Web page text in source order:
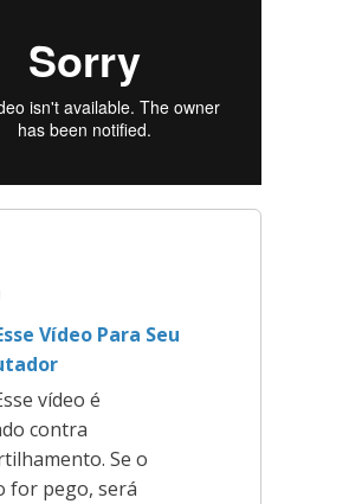
Vídeo Para Seu
vídeo é
contra
Se o
for pego, será